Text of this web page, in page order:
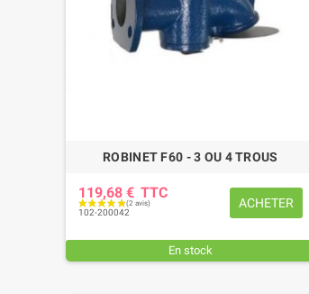
ROBINET F60 - 3 OU 4 TROUS
119,68 € TTC
102-200042
ACHETER
En stock